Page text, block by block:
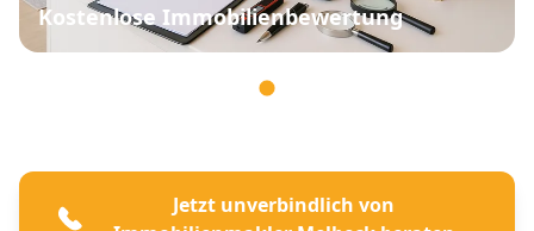
Kostenlose Immobilienbewertung
Jetzt unverbindlich von